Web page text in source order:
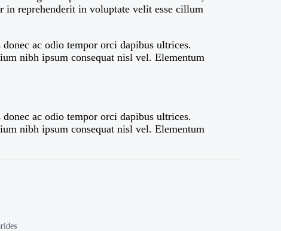
in reprehenderit in voluptate velit esse cillum
ac odio tempor orci dapibus ultrices.
nibh ipsum consequat nisl vel. Elementum
ac odio tempor orci dapibus ultrices.
nibh ipsum consequat nisl vel. Elementum